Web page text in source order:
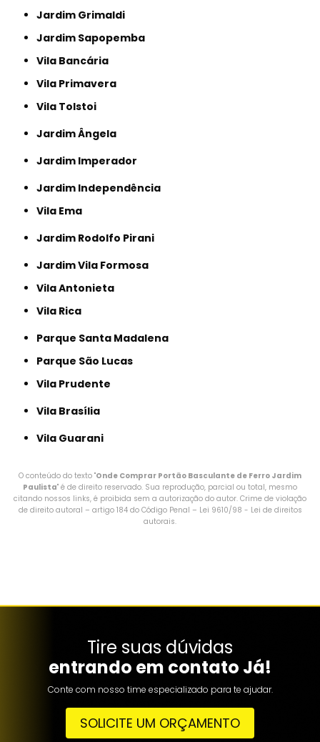
Jardim Grimaldi
Jardim Sapopemba
Vila Bancária
Vila Primavera
Vila Tolstoi
Jardim Ângela
Jardim Imperador
Jardim Independência
Vila Ema
Jardim Rodolfo Pirani
Jardim Vila Formosa
Vila Antonieta
Vila Rica
Parque Santa Madalena
Parque São Lucas
Vila Prudente
Vila Brasília
Vila Guarani
O conteúdo do texto "Onde Comprar Portão Basculante de Ferro Jardim
Paulista" é de direito reservado. Sua reprodução, parcial ou total, mesmo
citando nossos links, é proibida sem a autorização do autor. Crime de violação
de direito autoral – artigo 184 do Código Penal – Lei 9610/98 - Lei de direitos
autorais.
Tire suas dúvidas
entrando em contato Já!
Conte com nosso time especializado para te ajudar.
SOLICITE UM ORÇAMENTO